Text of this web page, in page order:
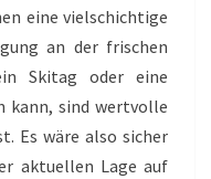
eine vielschichtige
an der frischen
Skitag oder eine
kann, sind wertvolle
Es wäre also sicher
aktuellen Lage auf